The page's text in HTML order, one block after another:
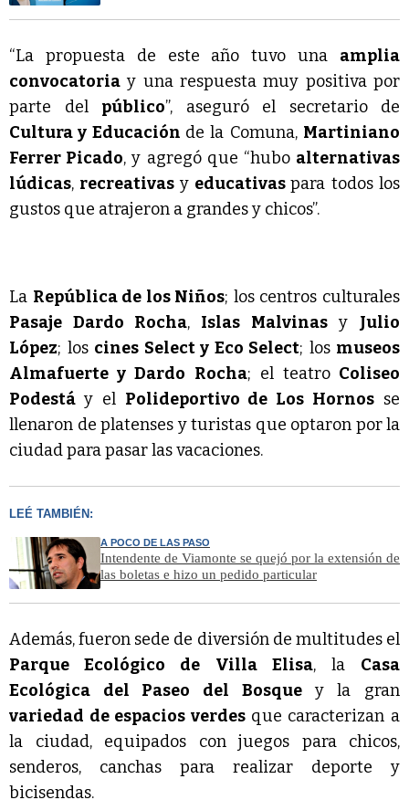
“La propuesta de este año tuvo una amplia
convocatoria y una respuesta muy positiva por
parte del público”, aseguró el secretario de
Cultura y Educación de la Comuna, Martiniano
Ferrer Picado, y agregó que “hubo alternativas
lúdicas, recreativas y educativaspara todos los
gustos que atrajeron a grandes y chicos”.
La República de los Niños; los centros culturales
Pasaje Dardo Rocha, Islas Malvinasy Julio
López; los cines Select y Eco Select; los museos
Almafuerte y Dardo Rocha; el teatroColiseo
Podestá y el Polideportivo de Los Hornos se
llenaron de platenses y turistas que optaron por la
ciudad para pasar las vacaciones.
LEÉ TAMBIÉN:
A POCO DE LAS PASO
Intendente de Viamonte se quejó por la extensión de
las boletas e hizo un pedido particular
Además, fueron sede de diversión de multitudes el
Parque Ecológico de Villa Elisa, la Casa
Ecológica del Paseo del Bosque y la gran
variedad de espacios verdes que caracterizan a
la ciudad, equipados con juegos para chicos,
senderos, canchas para realizar deporte y
bicisendas.